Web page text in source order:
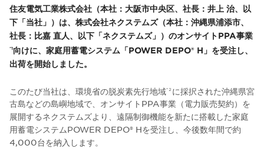
住友電気工業株式会社（本社：大阪市中央区、社長：井上 治、以
下「当社」）は、株式会社ネクステムズ（本社：沖縄県浦添市、
社長：比嘉 直人、以下「ネクステムズ」）のオンサイトPPA事業
*1向けに、家庭用蓄電システム「POWER DEPO® H」を受注し、
出荷を開始しました。
このたび当社は、環境省の脱炭素先行地域*２ に採択された沖縄県宮
古島などの島嶼地域で、オンサイトPPA事業（電力販売契約）を
展開するネクステムズより、遠隔制御機能を新たに搭載した家庭
用蓄電システムPOWER DEPO® Hを受注し、今後数年間で約
4,000台を納入します。